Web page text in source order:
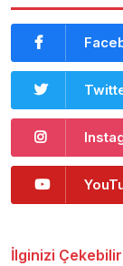
İlginizi Çekebilir